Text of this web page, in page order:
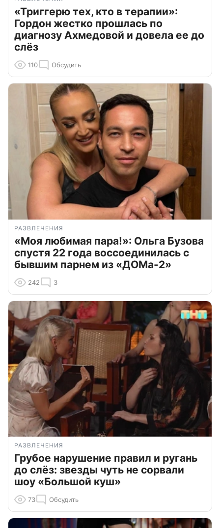
«Триггерю тех, кто в терапии»:
Гордон жестко прошлась по
диагнозу Ахмедовой и довела ее до
слёз
110 Обсудить
РАЗВЛЕЧЕНИЯ
«Моя любимая пара!»: Ольга Бузова
спустя 22 года воссоединилась с
бывшим парнем из «ДОМа-2»
242 3
РАЗВЛЕЧЕНИЯ
Грубое нарушение правил и ругань
до слёз: звезды чуть не сорвали
шоу «Большой куш»
73 Обсудить